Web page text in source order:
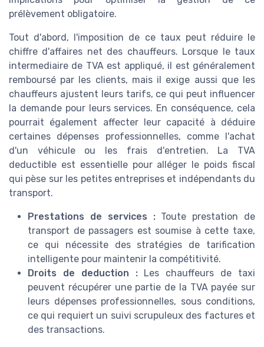
prélèvement obligatoire.
Tout d'abord, l'imposition de ce taux peut réduire le
chiffre d'affaires net des chauffeurs. Lorsque le taux
intermediaire de TVA est appliqué, il est généralement
remboursé par les clients, mais il exige aussi que les
chauffeurs ajustent leurs tarifs, ce qui peut influencer
la demande pour leurs services. En conséquence, cela
pourrait également affecter leur capacité à déduire
certaines dépenses professionnelles, comme l'achat
d'un véhicule ou les frais d'entretien. La TVA
deductible est essentielle pour alléger le poids fiscal
qui pèse sur les petites entreprises et indépendants du
transport.
Prestations de services :Toute prestation de
transport de passagers est soumise à cette taxe,
ce qui nécessite des stratégies de tarification
intelligente pour maintenir la compétitivité.
Droits de deduction :Les chauffeurs de taxi
peuvent récupérer une partie de la TVA payée sur
leurs dépenses professionnelles, sous conditions,
ce qui requiert un suivi scrupuleux des factures et
des transactions.